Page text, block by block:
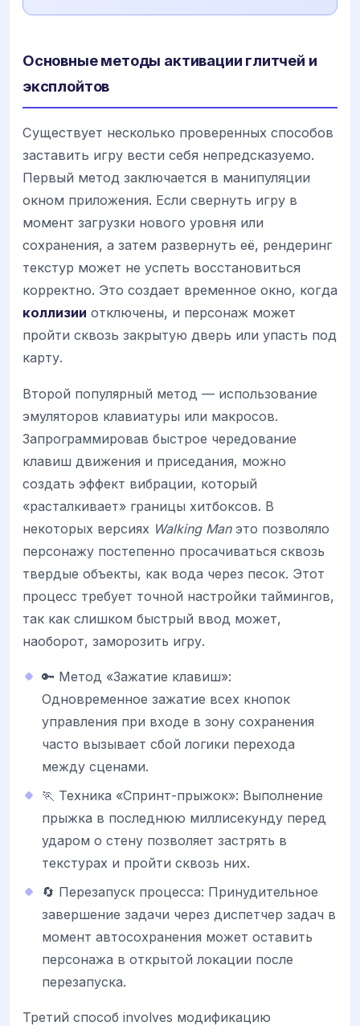
Основные методы активации глитчей и
эксплойтов
Существует несколько проверенных способов
заставить игру вести себя непредсказуемо.
Первый метод заключается в манипуляции
окном приложения. Если свернуть игру в
момент загрузки нового уровня или
сохранения, а затем развернуть её, рендеринг
текстур может не успеть восстановиться
корректно. Это создает временное окно, когда
коллизии отключены, и персонаж может
пройти сквозь закрытую дверь или упасть под
карту.
Второй популярный метод — использование
эмуляторов клавиатуры или макросов.
Запрограммировав быстрое чередование
клавиш движения и приседания, можно
создать эффект вибрации, который
«расталкивает» границы хитбоксов. В
некоторых версиях Walking Manэто позволяло
персонажу постепенно просачиваться сквозь
твердые объекты, как вода через песок. Этот
процесс требует точной настройки таймингов,
так как слишком быстрый ввод может,
наоборот, заморозить игру.
🔑 Метод «Зажатие клавиш»:
Одновременное зажатие всех кнопок
управления при входе в зону сохранения
часто вызывает сбой логики перехода
между сценами.
🏃 Техника «Спринт-прыжок»: Выполнение
прыжка в последнюю миллисекунду перед
ударом о стену позволяет застрять в
текстурах и пройти сквозь них.
🔄 Перезапуск процесса: Принудительное
завершение задачи через диспетчер задач в
момент автосохранения может оставить
персонажа в открытой локации после
перезапуска.
Третий способ involves модификацию